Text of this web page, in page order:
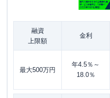
融資
上限額
金利
最大500万円
年4.5％～
18.0％